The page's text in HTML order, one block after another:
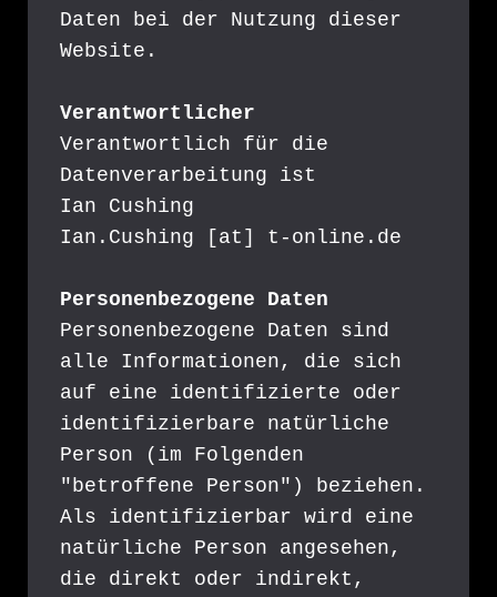
Daten bei der Nutzung dieser
Website.
Verantwortlicher
Verantwortlich für die
Datenverarbeitung ist
Ian Cushing
Ian.Cushing [at] t-online.de
Personenbezogene Daten
Personenbezogene Daten sind
alle Informationen, die sich
auf eine identifizierte oder
identifizierbare natürliche
Person (im Folgenden
"betroffene Person") beziehen.
Als identifizierbar wird eine
natürliche Person angesehen,
die direkt oder indirekt,